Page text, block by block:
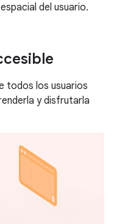
del usuario.
todos los usuarios
y disfrutarla